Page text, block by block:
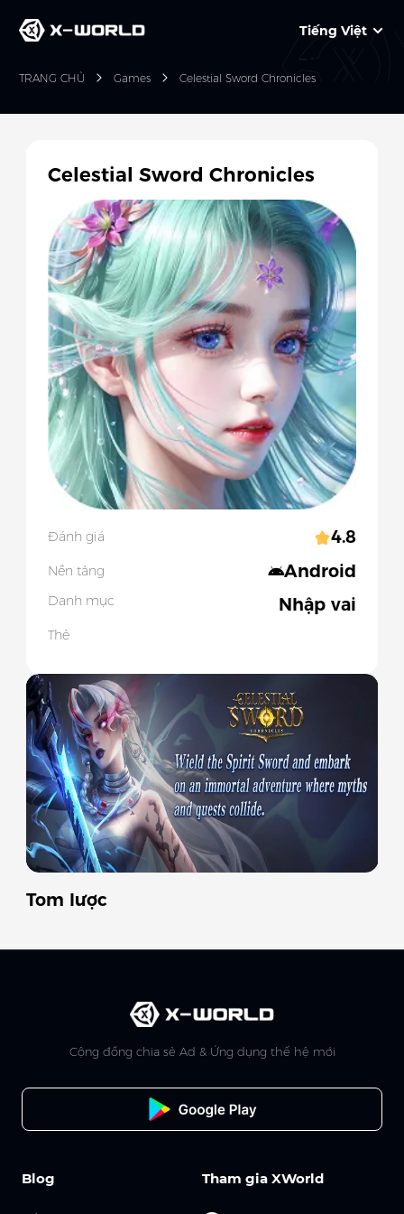
Tiếng Việt
TRANG CHỦ Games Celestial Sword Chronicles
Slide 1 of 5
Tom lược
Celestial Sword Chronicles
Đánh giá 4.8
Nền tảng Android
Danh mục Nhập vai
Thẻ
Cộng đồng chia sẻ Ad & Ứng dụng thế hệ mới
Tham gia XWorld
Blog